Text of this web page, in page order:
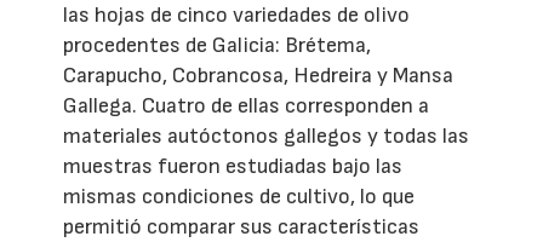
las hojas de cinco variedades de olivo
procedentes de Galicia: Brétema,
Carapucho, Cobrancosa, Hedreira y Mansa
Gallega. Cuatro de ellas corresponden a
materiales autóctonos gallegos y todas las
muestras fueron estudiadas bajo las
mismas condiciones de cultivo, lo que
permitió comparar sus características